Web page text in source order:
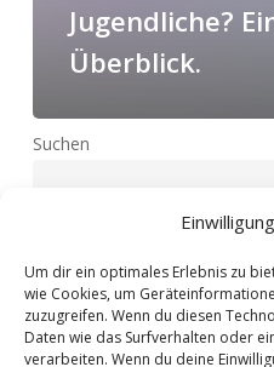
Um dir ein optimales Erlebnis zu
wie Cookies, um
zuzugreifen. Wenn du diesen
Daten wie das Surfverhalten oder
verarbeiten. Wenn du deine
Jugendliche?
Überblick.
Suchen
Neueste